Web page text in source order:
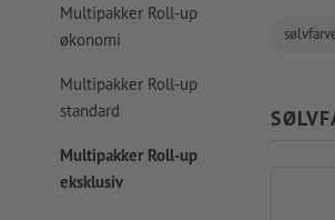
Multipakker Roll-up
økonomi
Multipakker Roll-up
standard
Multipakker Roll-up
eksklusiv